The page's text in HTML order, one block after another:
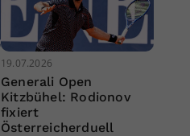
19.07.2026
Generali Open
Kitzbühel: Rodionov
fixiert
Österreicherduell